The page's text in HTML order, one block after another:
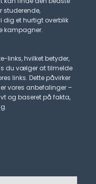
studerende,
et hurtigt overblik
kampagner.​
links, hvilket betyder,
du vælger at tilmelde
links. Dette påvirker
vores anbefalinger –
og baseret på fakta,